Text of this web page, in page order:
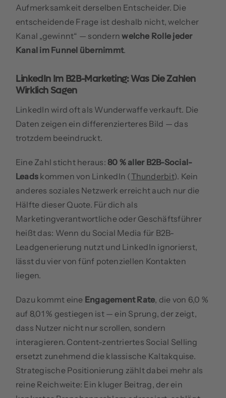
Aufmerksamkeit derselben Entscheider. Die
entscheidende Frage ist deshalb nicht, welcher
Kanal „gewinnt“ — sondernwelche Rolle jeder
Kanal im Funnel übernimmt.
LinkedIn Im B2B-Marketing: Was Die Zahlen
Wirklich Sagen
LinkedIn wird oft als Wunderwaffe verkauft. Die
Daten zeigen ein differenzierteres Bild — das
trotzdem beeindruckt.
Eine Zahl sticht heraus:80 % aller B2B-Social-
Leads kommen von LinkedIn ( Thunderbit). Kein
anderes soziales Netzwerk erreicht auch nur die
Hälfte dieser Quote. Für dich als
Marketingverantwortliche oder Geschäftsführer
heißt das: Wenn du Social Media für B2B-
Leadgenerierung nutzt und LinkedIn ignorierst,
lässt du vier von fünf potenziellen Kontakten
liegen.
Dazu kommt eine Engagement Rate, die von 6,0 %
auf 8,01 % gestiegen ist — ein Sprung, der zeigt,
dass Nutzer nicht nur scrollen, sondern
interagieren. Content-zentriertes Social Selling
ersetzt zunehmend die klassische Kaltakquise.
Strategische Positionierung zählt dabei mehr als
reine Reichweite: Ein kluger Beitrag, der ein